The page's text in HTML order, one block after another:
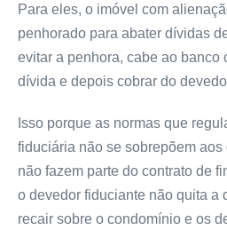
Para eles, o imóvel com
penhorado para abater dívidas
evitar a penhora, cabe ao banco
dívida e depois cobrar do
Isso porque as normas que
fiduciária não se sobrepõem
não fazem parte do contrato de
o devedor fiduciante não quita a
recair sobre o condomínio e os